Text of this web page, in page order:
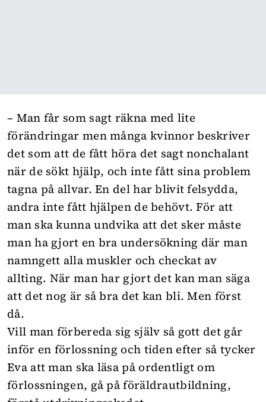
– Man får som sagt räkna med lite
förändringar men många kvinnor beskriver
det som att de fått höra det sagt nonchalant
när de sökt hjälp, och inte fått sina problem
tagna på allvar. En del har blivit felsydda,
andra inte fått hjälpen de behövt. För att
man ska kunna undvika att det sker måste
man ha gjort en bra undersökning där man
namngett alla muskler och checkat av
allting. När man har gjort det kan man säga
att det nog är så bra det kan bli. Men först
då.
Vill man förbereda sig själv så gott det går
inför en förlossning och tiden efter så tycker
Eva att man ska läsa på ordentligt om
förlossningen, gå på föräldrautbildning,